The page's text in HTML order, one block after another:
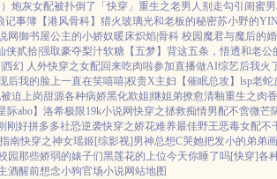
炮灰女配被扑倒了「快穿」 重生之老男人别走勾引闺蜜
记事簿 【港风骨科】猎火玻璃光和老板的秘密苏小野的
网御书屋公主的小娇奴暖床炽焰|骨科 校园 魔君与魔后的
侠贰拾|强取豪夺梨汁软糖 【五梦】背这五条，悟透和老公
西幻 人外快穿之女配回来吃肉啦参加直播做AI综艺后我火
后我的脸上一直在笑嘻嘻|权贵X主妇 【催眠总攻】lsp老
迫上岗甜源各种病娇黑化欺姐|继姐弟撩愈清釉重生之肉
际abo】洛希极限19k小说网快穿之拯救痴情男配不啻微芒
刚好拼多多社恐逆袭快穿之娇花难养最佳野王恶毒女配不
南快穿之神女瑶姬[综影视]男神总想C哭她把发小的弟弟
园那些娇弱的婊子们黑莲花的上位今天你睡了吗[快穿]各
酒醒前想念小狗官场小说网站地图